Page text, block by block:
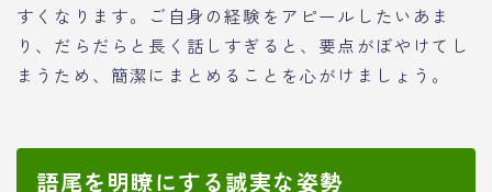
すくなります。ご自身の経験をアピールしたいあま
り、だらだらと長く話しすぎると、要点がぼやけてし
まうため、簡潔にまとめることを心がけましょう。
語尾を明瞭にする誠実な姿勢